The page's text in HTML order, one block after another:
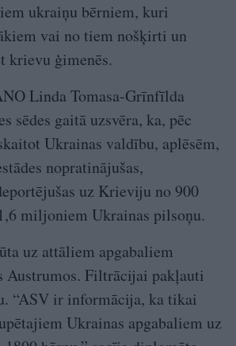
ukraiņu bērniem, kuri
vai no tiem nošķirti un
krievu ģimenēs.
Linda Tomasa-Grīnfīlda
sēdes gaitā uzsvēra, ka, pēc
Ukrainas valdību, aplēsēm,
nopratinājušas,
uz Krieviju no 900
miljoniem Ukrainas pilsoņu.
uz attāliem apgabaliem
Austrumos. Filtrācijai pakļauti
“ASV ir informācija, ka tikai
Ukrainas apgabaliem uz